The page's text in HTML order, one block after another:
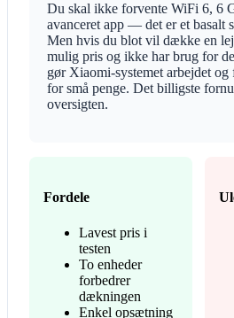
Du skal ikke forvente WiFi 6, 6
avanceret app — det er et basalt
Men hvis du blot vil dække en
mulig pris og ikke har brug for
gør Xiaomi-systemet arbejdet
for små penge. Det billigste
oversigten.
Fordele
Lavest pris i
testen
To enheder
forbedrer
dækningen
Enkel opsætning